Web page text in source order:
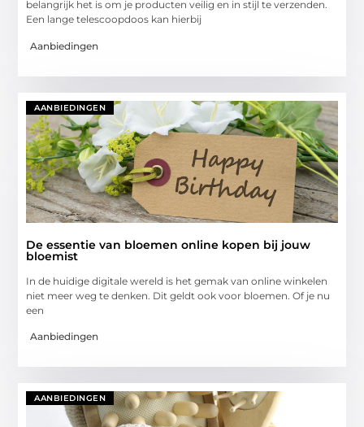
belangrijk het is om je producten veilig en in stijl te verzenden.
Een lange telescoopdoos kan hierbij
Aanbiedingen
AANBIEDINGEN
De essentie van bloemen online kopen bij jouw
bloemist
In de huidige digitale wereld is het gemak van online winkelen
niet meer weg te denken. Dit geldt ook voor bloemen. Of je nu
een
Aanbiedingen
AANBIEDINGEN